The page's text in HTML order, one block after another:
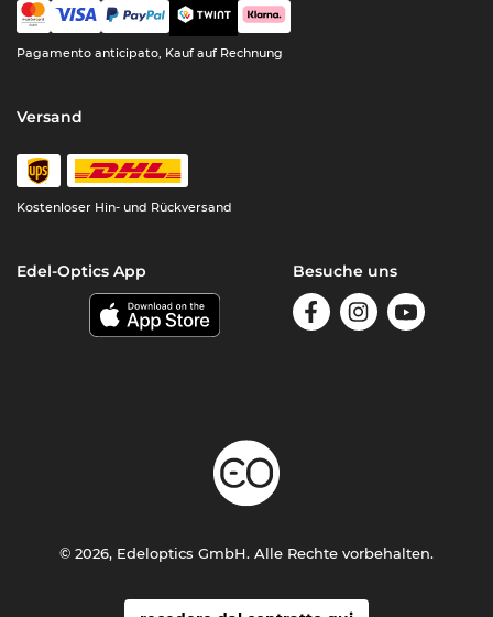
Pagamento anticipato, Kauf auf Rechnung
Versand
Kostenloser Hin- und Rückversand
Edel-Optics App Besuche uns
© 2026, Edeloptics GmbH. Alle Rechte vorbehalten.